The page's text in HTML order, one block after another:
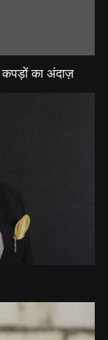
कपड़ों का अंदाज़